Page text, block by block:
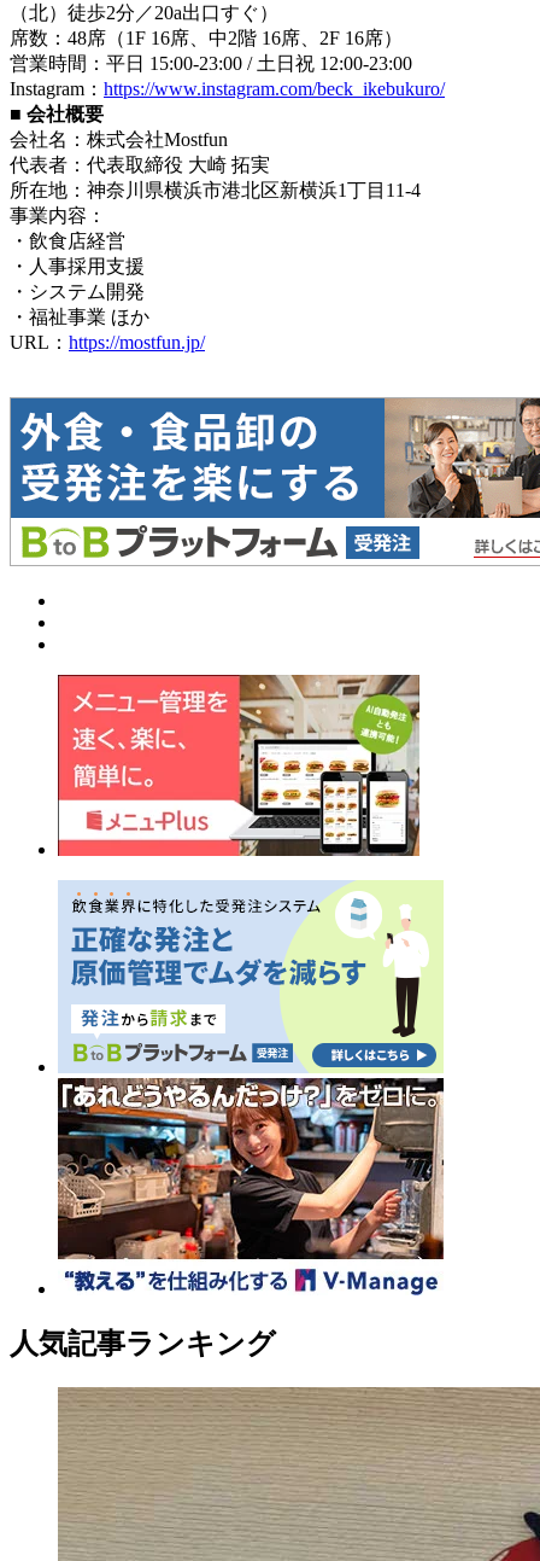
（北）徒歩2分／20a出口すぐ）
席数：48席（1F 16席、中2階 16席、2F 16席）
営業時間：平日 15:00-23:00 / 土日祝 12:00-23:00
Instagram： https://www.instagram.com/beck_ikebukuro/
■ 会社概要
会社名：株式会社Mostfun
代表者：代表取締役 大崎 拓実
所在地：神奈川県横浜市港北区新横浜1丁目11-4
事業内容：
・飲食店経営
・人事採用支援
・システム開発
・福祉事業 ほか
URL： https://mostfun.jp/
人気記事ランキング